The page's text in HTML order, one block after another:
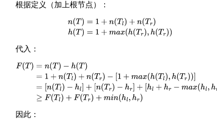
根据定义（加上根节点）：
=1+n(Tl) +n (T r)h(T)=1+max(h
代入：
F(T)= n( T)−h(T)=1+n(T
[n T r)− hr]+[h l+hr−max (h ,h r)]≥F(Tl)+F(Tr) +min(hl,
因此：